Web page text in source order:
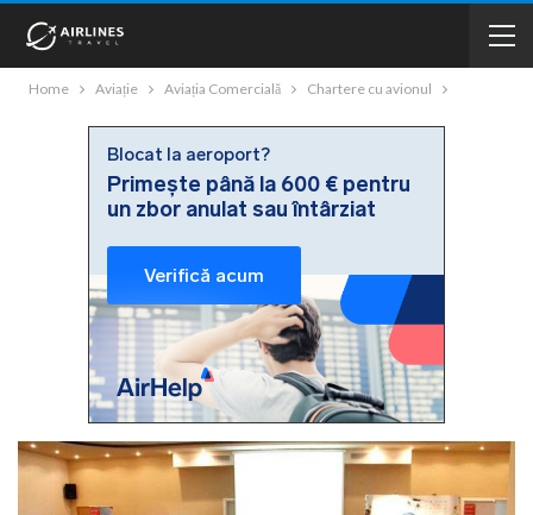
Home Aviație Aviația Comercială Chartere cu avionul